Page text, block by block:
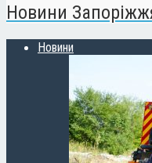
Новини
Новини